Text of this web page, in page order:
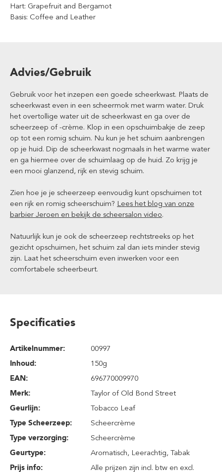
Hart: Grapefruit and Bergamot
Basis: Coffee and Leather
Advies/Gebruik
Gebruik voor het inzepen een goede scheerkwast. Plaats de
scheerkwast even in een scheermok met warm water. Druk
het overtollige water uit de scheerkwast en ga over de
scheerzeep of -crème. Klop in een opschuimbakje de zeep
op tot een romig schuim. Nu kun je het schuim aanbrengen
op je huid. Dip de scheerkwast nogmaals in het warme water
en ga hiermee over de schuimlaag op de huid. Zo krijg je
een mooi glanzend, rijk en stevig schuim.
Zien hoe je je scheerzeep eenvoudig kunt opschuimen tot
een rijk en romig scheerschuim? Lees het blog van onze
barbier Jeroen en bekijk de scheersalon video.
Natuurlijk kun je ook de scheerzeep rechtstreeks op het
gezicht opschuimen, het schuim zal dan iets minder stevig
zijn. Laat het scheerschuim even inwerken voor een
comfortabele scheerbeurt.
Specificaties
Artikelnummer:
00997
Inhoud:
150g
EAN:
696770009970
Merk:
Taylor of Old Bond Street
Geurlijn:
Tobacco Leaf
Type Scheerzeep:
Scheercrème
Type verzorging:
Scheercrème
Geurtype:
Aromatisch, Leerachtig, Tabak
Prijs info:
Alle prijzen zijn incl. btw en excl.